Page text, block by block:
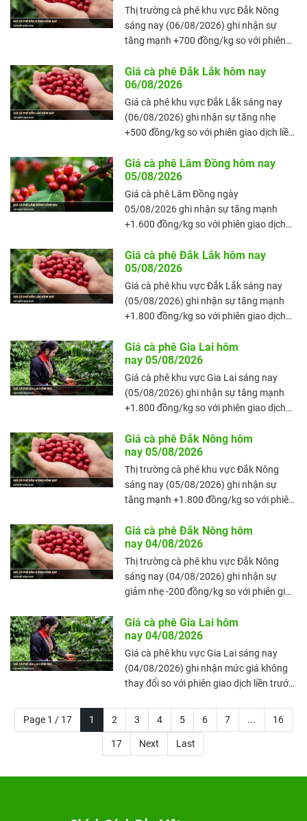
tích cực, đưa mặt bằng giá tại Lâm
Đồng lên mức cao hơn so với phiên giao
dịch trước đó.
Thị trường cà phê khu vực Đắk Nông
sáng nay (06/08/2026) ghi nhận sự
tăng mạnh +700 đồng/kg so với phiên
05/08/2026), với mức giá trung bình đạt
99.000 đồng/kg. Giá cà phê nội địa tiếp
tục duy trì trạng thái tích cực, đưa mặt
bằng giá tại Đắk Nông lên mức cao hơn
so với phiên giao dịch trước đó.
Giá cà phê Đắk Lắk hôm nay
06/08/2026
Giá cà phê khu vực Đắk Lắk sáng nay
(06/08/2026) ghi nhận sự tăng nhẹ
+500 đồng/kg so với phiên giao dịch liền
giá trung bình đạt 98.800 đồng/kg. Giá
cà phê nội địa tiếp tục duy trì trạng thái
tích cực, đưa mặt bằng giá tại Đắk Lắk
lên mức cao hơn so với phiên giao dịch
trước đó.
Giá cà phê Lâm Đồng hôm nay
05/08/2026
Giá cà phê Lâm Đồng ngày
05/08/2026 ghi nhận sự tăng mạnh
+1.600 đồng/kg so với phiên giao dịch
mức giá trung bình đạt 97.600 đồng/kg.
Giá cà phê nội địa bật tăng rõ rệt, đưa
mặt bằng giá tại Lâm Đồng lên mức cao
hơn so với phiên giao dịch trước đó.
Giá cà phê Đắk Lắk hôm nay
05/08/2026
Giá cà phê khu vực Đắk Lắk sáng nay
(05/08/2026) ghi nhận sự tăng mạnh
+1.800 đồng/kg so với phiên giao dịch
mức giá trung bình đạt 98.300 đồng/kg.
Giá cà phê nội địa bật tăng rõ rệt, đưa
mặt bằng giá tại Đắk Lắk lên mức cao
hơn so với phiên giao dịch trước đó.
Giá cà phê Gia Lai hôm
nay 05/08/2026
Giá cà phê khu vực Gia Lai sáng nay
(05/08/2026) ghi nhận sự tăng mạnh
+1.800 đồng/kg so với phiên giao dịch
mức giá trung bình đạt 98.300 đồng/kg.
Giá cà phê nội địa bật tăng rõ rệt, đưa
mặt bằng giá tại Gia Lai lên mức cao
hơn so với phiên giao dịch trước đó.
Giá cà phê Đắk Nông hôm
nay 05/08/2026
Thị trường cà phê khu vực Đắk Nông
sáng nay (05/08/2026) ghi nhận sự
tăng mạnh +1.800 đồng/kg so với phiên
04/08/2026), với mức giá trung bình đạt
98.300 đồng/kg. Giá cà phê nội địa bật
tăng rõ rệt, đưa mặt bằng giá tại Đắk
Nông lên mức cao hơn so với phiên giao
dịch trước đó.
Giá cà phê Đắk Nông hôm
nay 04/08/2026
Thị trường cà phê khu vực Đắk Nông
sáng nay (04/08/2026) ghi nhận sự
giảm nhẹ -200 đồng/kg so với phiên giao
với mức giá trung bình đạt 96.500
đồng/kg. Giá cà phê nội địa tiếp tục điều
chỉnh giảm, khiến mặt bằng giá tại Đắk
Nông lùi xuống mức thấp hơn so với
phiên giao dịch trước đó.
Giá cà phê Gia Lai hôm
nay 04/08/2026
Giá cà phê khu vực Gia Lai sáng nay
(04/08/2026) ghi nhận mức giá không
thay đổi so với phiên giao dịch liền trước
khiến mặt bằng giá tại Đắk Lắk tiếp tục
đi ngang so với phiên giao dịch trước đó.
Page 1 / 17 1 2 3 4 5 6 7 ... 16
17 Next Last